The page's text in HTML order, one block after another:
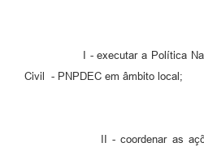
I - executar a Política
Civil - PNPDEC em âmbito local;
II - coordenar as ações